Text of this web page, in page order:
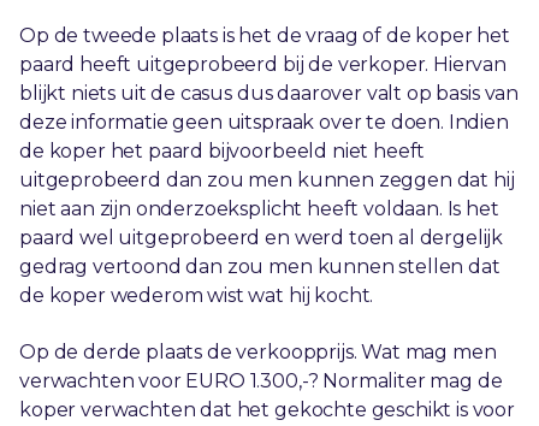
Op de tweede plaats is het de vraag of de koper het
paard heeft uitgeprobeerd bij de verkoper. Hiervan
blijkt niets uit de casus dus daarover valt op basis van
deze informatie geen uitspraak over te doen. Indien
de koper het paard bijvoorbeeld niet heeft
uitgeprobeerd dan zou men kunnen zeggen dat hij
niet aan zijn onderzoeksplicht heeft voldaan. Is het
paard wel uitgeprobeerd en werd toen al dergelijk
gedrag vertoond dan zou men kunnen stellen dat
de koper wederom wist wat hij kocht.
Op de derde plaats de verkoopprijs. Wat mag men
verwachten voor EURO 1.300,-? Normaliter mag de
koper verwachten dat het gekochte geschikt is voor